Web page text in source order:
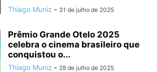
Thiago Muniz - 31 de julho de 2025
Prêmio Grande Otelo 2025
celebra o cinema brasileiro que
conquistou o...
Thiago Muniz - 28 de julho de 2025